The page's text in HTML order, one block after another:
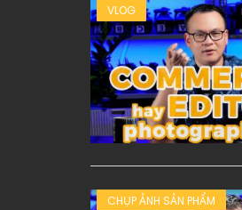
VLOG
CHỤP ẢNH SẢN PHẨM